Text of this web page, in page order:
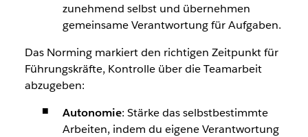
zunehmend selbst und übernehmen
gemeinsame Verantwortung für Aufgaben.
Das Norming markiert den richtigen Zeitpunkt für
Führungskräfte, Kontrolle über die Teamarbeit
abzugeben:
Autonomie: Stärke das selbstbestimmte
Arbeiten, indem du eigene Verantwortung